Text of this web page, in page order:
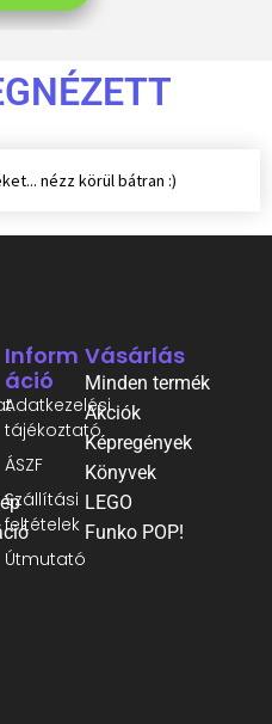
nézz körül bátran :)
Inform
Áció
Adatkezelési
tájékoztató
ÁSZF
Szállítási
feltételek
Útmutató
Vásárlás
Minden termék
Akciók
Képregények
Könyvek
LEGO
Funko POP!